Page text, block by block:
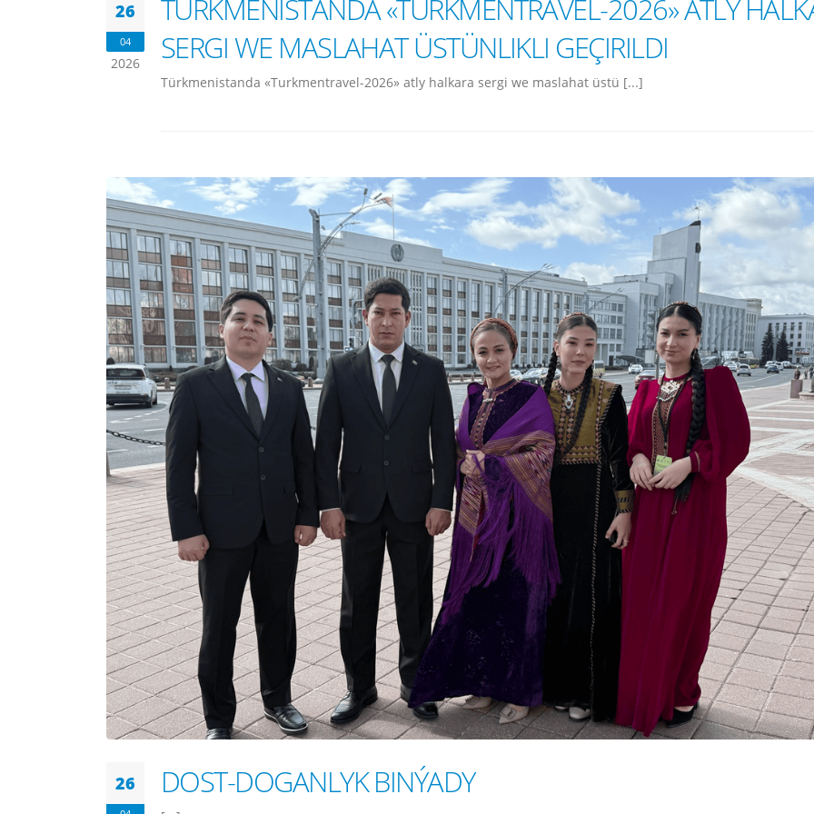
26
04
2026
TÜRKMENISTANDA «TURKMENTRAVEL-2026» ATLY
SERGI WE MASLAHAT ÜSTÜNLIKLI GEÇIRILDI
Türkmenistanda «Turkmentravel-2026» atly halkara sergi we maslahat üstü [...]
26 DOST-DOGANLYK BINÝADY